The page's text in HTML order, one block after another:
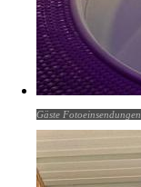
Gäste Fotoeinsendungen